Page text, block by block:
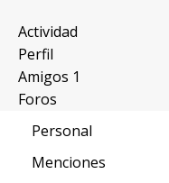
Entrar
Crear Cuenta
Actividad
Perfil
Amigos 1
Foros
Personal
Menciones